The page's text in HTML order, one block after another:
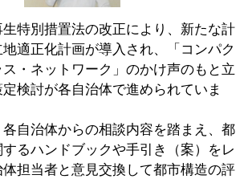
特別措置法の改正により、新たな計
適正化計画が導入され、「コンパク
ス・ネットワーク」のかけ声のもと立
検討が各自治体で進められていま
自治体からの相談内容を踏まえ、都
るハンドブックや手引き（案）をレ
体担当者と意見交換して都市構造の評